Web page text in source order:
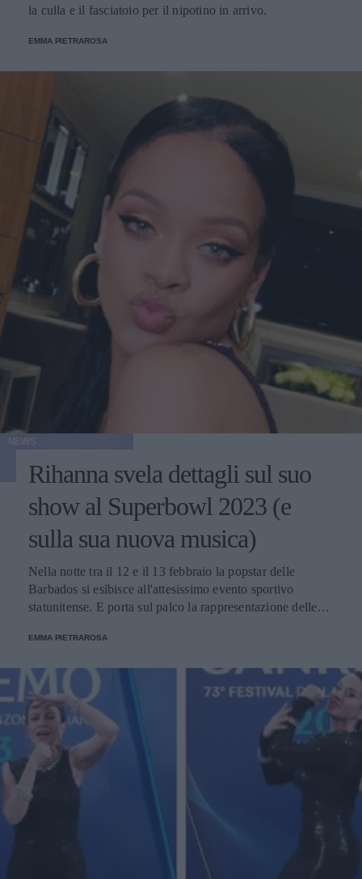
la culla e il fasciatoio per il nipotino in arrivo.
EMMA PIETRAROSA
Rihanna svela dettagli sul suo
show al Superbowl 2023 (e
sulla sua nuova musica)
Nella notte tra il 12 e il 13 febbraio la popstar delle
Barbados si esibisce all'attesissimo evento sportivo
statunitense. E porta sul palco la rappresentazione delle
EMMA PIETRAROSA